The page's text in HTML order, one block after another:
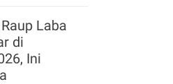
Laba
di
Ini